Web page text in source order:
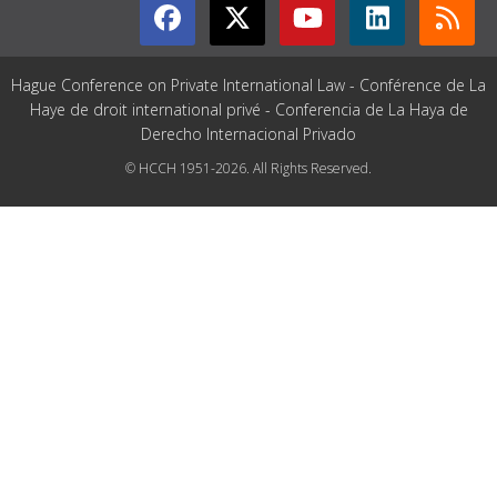
Hague Conference on Private International Law - Conférence de La
Haye de droit international privé - Conferencia de La Haya de
Derecho Internacional Privado
© HCCH 1951-2026. All Rights Reserved.